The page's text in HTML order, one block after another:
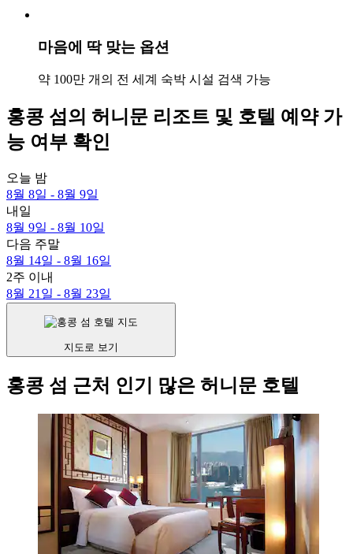
마음에 딱 맞는 옵션
약 100만 개의 전 세계 숙박 시설 검색 가능
홍콩 섬의 허니문 리조트 및 호텔 예약 가
능 여부 확인
오늘 밤
8월 8일 - 8월 9일
내일
8월 9일 - 8월 10일
다음 주말
8월 14일 - 8월 16일
2주 이내
8월 21일 - 8월 23일
지도로 보기
홍콩 섬 근처 인기 많은 허니문 호텔